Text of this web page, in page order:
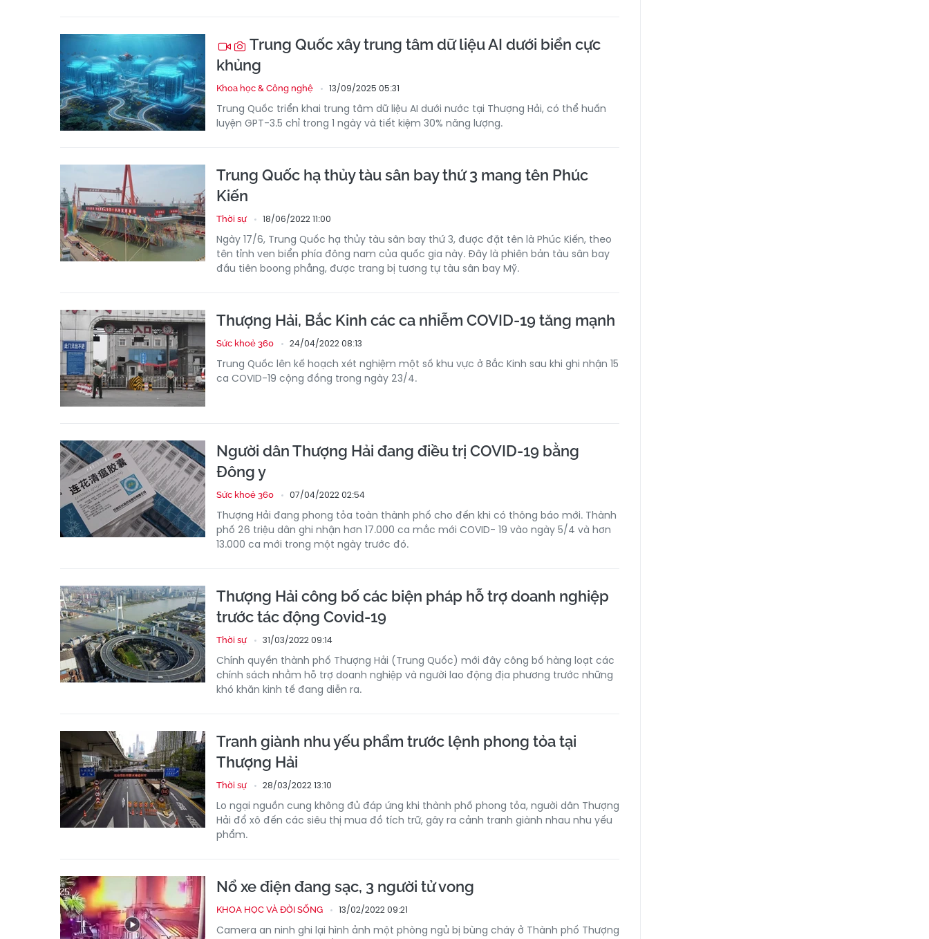
Trung Quốc xây trung tâm dữ liệu AI dưới biển cực
khủng
Khoa học & Công nghệ 13/09/2025 05:31
Trung Quốc triển khai trung tâm dữ liệu AI dưới nước tại Thượng Hải, có thể huấn
luyện GPT-3.5 chỉ trong 1 ngày và tiết kiệm 30% năng lượng.
Trung Quốc hạ thủy tàu sân bay thứ 3 mang tên Phúc
Kiến
Thời sự 18/06/2022 11:00
Ngày 17/6, Trung Quốc hạ thủy tàu sân bay thứ 3, được đặt tên là Phúc Kiến, theo
tên tỉnh ven biển phía đông nam của quốc gia này. Đây là phiên bản tàu sân bay
đầu tiên boong phẳng, được trang bị tương tự tàu sân bay Mỹ.
Thượng Hải, Bắc Kinh các ca nhiễm COVID-19 tăng mạnh
Sức khoẻ 360 24/04/2022 08:13
Trung Quốc lên kế hoạch xét nghiệm một số khu vực ở Bắc Kinh sau khi ghi nhận 15
ca COVID-19 cộng đồng trong ngày 23/4.
Người dân Thượng Hải đang điều trị COVID-19 bằng
Đông y
Sức khoẻ 360 07/04/2022 02:54
Thượng Hải đang phong tỏa toàn thành phố cho đến khi có thông báo mới. Thành
phố 26 triệu dân ghi nhận hơn 17.000 ca mắc mới COVID- 19 vào ngày 5/4 và hơn
13.000 ca mới trong một ngày trước đó.
Thượng Hải công bố các biện pháp hỗ trợ doanh nghiệp
trước tác động Covid-19
Thời sự 31/03/2022 09:14
Chính quyền thành phố Thượng Hải (Trung Quốc) mới đây công bố hàng loạt các
chính sách nhằm hỗ trợ doanh nghiệp và người lao động địa phương trước những
khó khăn kinh tế đang diễn ra.
Tranh giành nhu yếu phẩm trước lệnh phong tỏa tại
Thượng Hải
Thời sự 28/03/2022 13:10
Lo ngại nguồn cung không đủ đáp ứng khi thành phố phong tỏa, người dân Thượng
Hải đổ xô đến các siêu thị mua đồ tích trữ, gây ra cảnh tranh giành nhau nhu yếu
phẩm.
Nổ xe điện đang sạc, 3 người tử vong
KHOA HỌC VÀ ĐỜI SỐNG 13/02/2022 09:21
Camera an ninh ghi lại hình ảnh một phòng ngủ bị bùng cháy ở Thành phố Thượng